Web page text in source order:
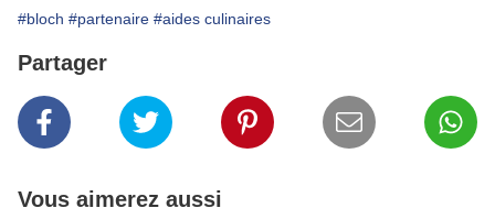
#bloch #partenaire #aides culinaires
Partager
Vous aimerez aussi